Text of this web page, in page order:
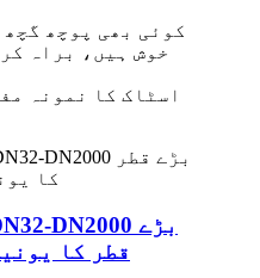
کوئی بھی پوچھ
خوش ہیں، براہ
اسٹاک کا نمونہ
قطر کا